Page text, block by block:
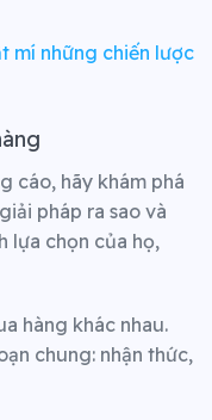
mí những chiến lược
cáo, hãy khám phá
pháp ra sao và
lựa chọn của họ,
hàng khác nhau.
chung: nhận thức,